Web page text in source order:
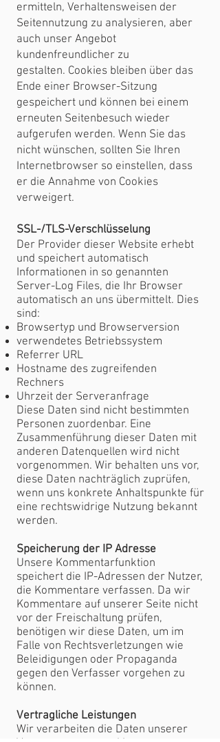
ermitteln, Verhaltensweisen der
Seitennutzung zu analysieren, aber
auch unser Angebot
kundenfreundlicher zu
gestalten. Cookies bleiben über das
Ende einer Browser-Sitzung
gespeichert und können bei einem
erneuten Seitenbesuch wieder
aufgerufen werden. Wenn Sie das
nicht wünschen, sollten Sie Ihren
Internetbrowser so einstellen, dass
er die Annahme von Cookies
verweigert.
SSL-/TLS-Verschlüsselung
Der Provider dieser Website erhebt
und speichert automatisch
Informationen in so genannten
Server-Log Files, die Ihr Browser
automatisch an uns übermittelt. Dies
sind:
Browsertyp und Browserversion
verwendetes Betriebssystem
Referrer URL
Hostname des zugreifenden
Rechners
Uhrzeit der Serveranfrage
Diese Daten sind nicht bestimmten
Personen zuordenbar. Eine
Zusammenführung dieser Daten mit
anderen Datenquellen wird nicht
vorgenommen. Wir behalten uns vor,
diese Daten nachträglich zuprüfen,
wenn uns konkrete Anhaltspunkte für
eine rechtswidrige Nutzung bekannt
werden.
Speicherung der IP Adresse
Unsere Kommentarfunktion
speichert die IP-Adressen der Nutzer,
die Kommentare verfassen. Da wir
Kommentare auf unserer Seite nicht
vor der Freischaltung prüfen,
benötigen wir diese Daten, um im
Falle von Rechtsverletzungen wie
Beleidigungen oder Propaganda
gegen den Verfasser vorgehen zu
können.
Vertragliche Leistungen
Wir verarbeiten die Daten unserer